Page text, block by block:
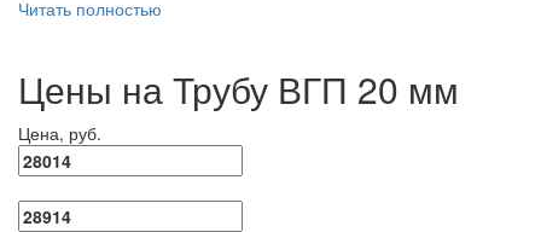
Читать полностью
Цены на Трубу ВГП 20 мм
Цена, руб.